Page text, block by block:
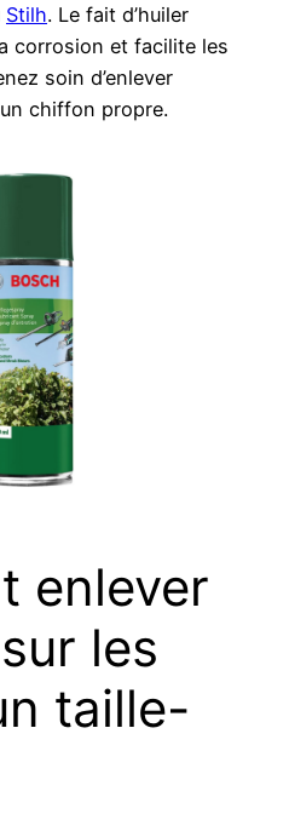
Stilh. Le fait d’huiler
corrosion et facilite les
soin d’enlever
un chiffon propre.
enlever
les
taille-